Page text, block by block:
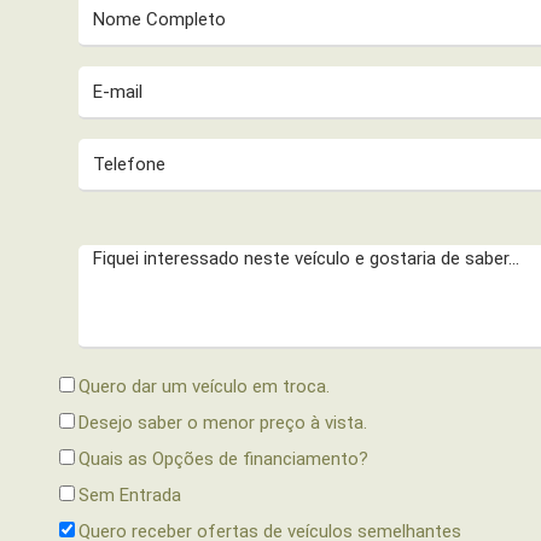
Quero dar um veículo em troca.
Desejo saber o menor preço à vista.
Quais as Opções de financiamento?
Sem Entrada
Quero receber ofertas de veículos semelhantes